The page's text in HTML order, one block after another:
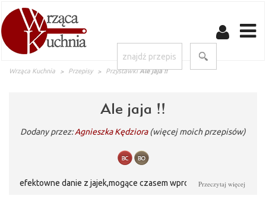
Wrząca Kuchnia Przepisy Przystawki Ale jaja !!
Ale jaja !!
Dodany przez:Agnieszka Kędziora (więcej moich przepisów)
efektowne danie z jajek,mogące czasem wprowadzić w błąd ;)
Przeczytaj więcej